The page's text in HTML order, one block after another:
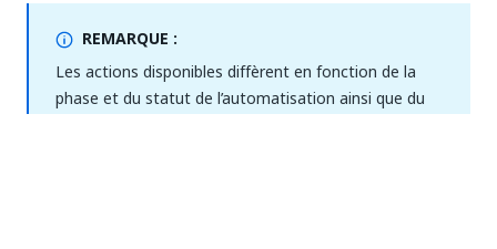
REMARQUE :
Les actions disponibles diffèrent en fonction de la
phase et du statut de l’automatisation ainsi que du